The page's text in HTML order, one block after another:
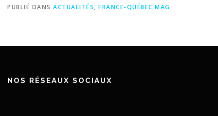
PUBLIÉ DANS ACTUALITÉS, FRANCE-QUÉBEC MAG
NOS RÉSEAUX SOCIAUX